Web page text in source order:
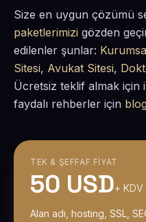
Size en uygun çözümü
paketlerimizi gözden
edilenler şunlar:
Sitesi, Avukat Sitesi,
Ücretsiz teklif almak için
faydalı rehberler için
TEK & ŞEFFAF FIYAT
50 USD+ KDV
Alan adı, hosting, SSL,